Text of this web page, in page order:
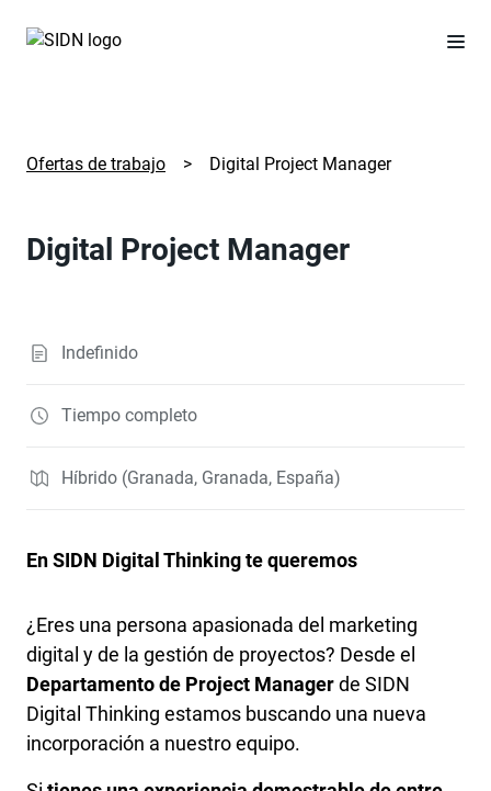
Ofertas de trabajo > Digital Project Manager
Digital Project Manager
Indefinido
Tiempo completo
Híbrido (Granada, Granada, España)
En SIDN Digital Thinking te queremos
¿Eres una persona apasionada del marketing
digital y de la gestión de proyectos? Desde el
Departamento de Project Managerde SIDN
Digital Thinking estamos buscando una nueva
incorporación a nuestro equipo.